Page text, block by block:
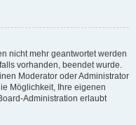
nicht mehr geantwortet werden
vorhanden, beendet wurde.
Moderator oder Administrator
Möglichkeit, Ihre eigenen
Administration erlaubt